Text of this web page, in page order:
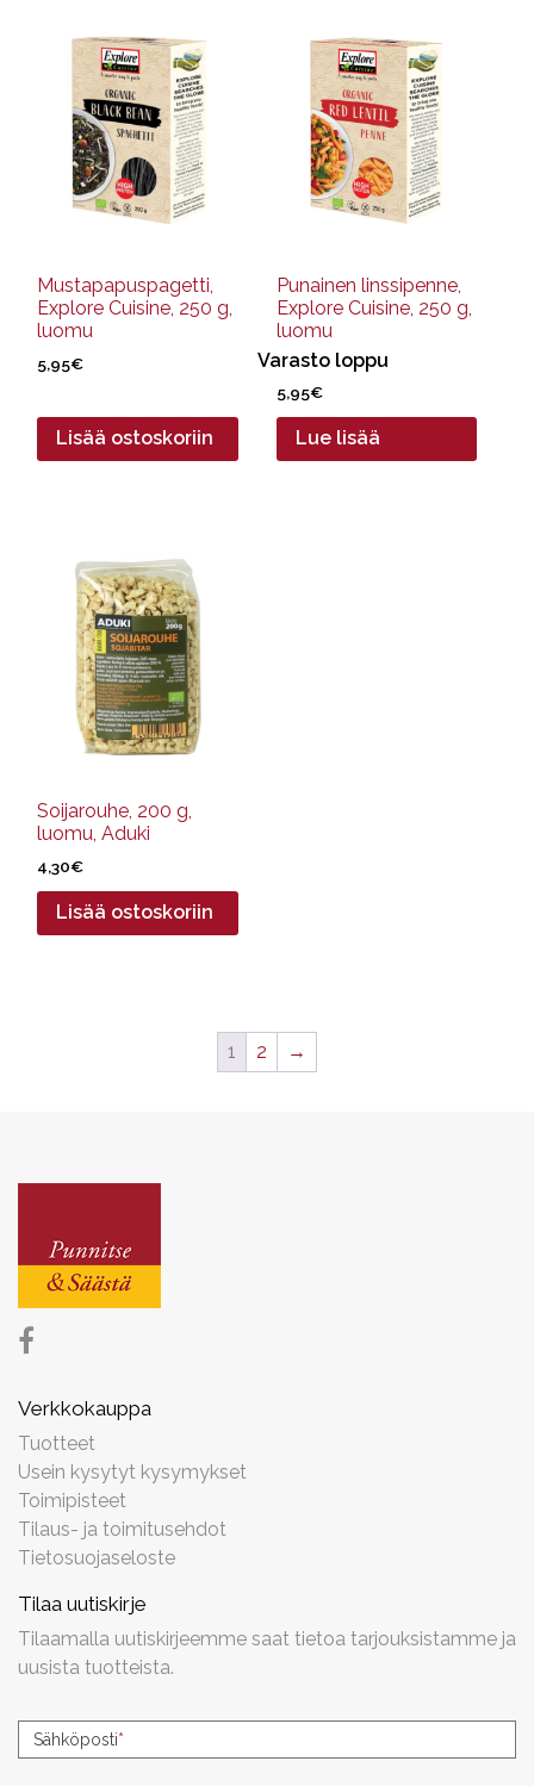
Mustapapuspagetti,
Explore Cuisine, 250 g,
luomu
5,95€
Lisää ostoskoriin
Punainen linssipenne,
Explore Cuisine, 250 g,
luomu
Varasto loppu
5,95€
Lue lisää
Soijarouhe, 200 g,
luomu, Aduki
4,30€
Lisää ostoskoriin
1 2 →
Verkkokauppa
Tuotteet
Usein kysytyt kysymykset
Toimipisteet
Tilaus- ja toimitusehdot
Tietosuojaseloste
Tilaa uutiskirje
Tilaamalla uutiskirjeemme saat tietoa tarjouksistamme ja
uusista tuotteista.
Uutiskirjeen
tilaus
Sähköposti*